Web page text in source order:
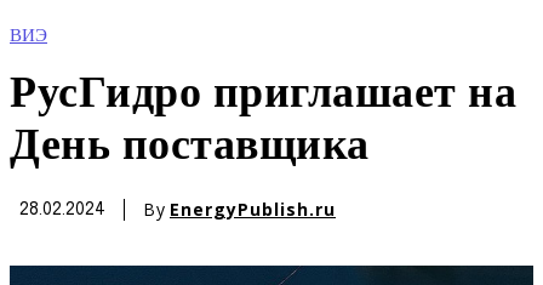
ВИЭ
РусГидро приглашает на
День поставщика
28.02.2024 By EnergyPublish.ru